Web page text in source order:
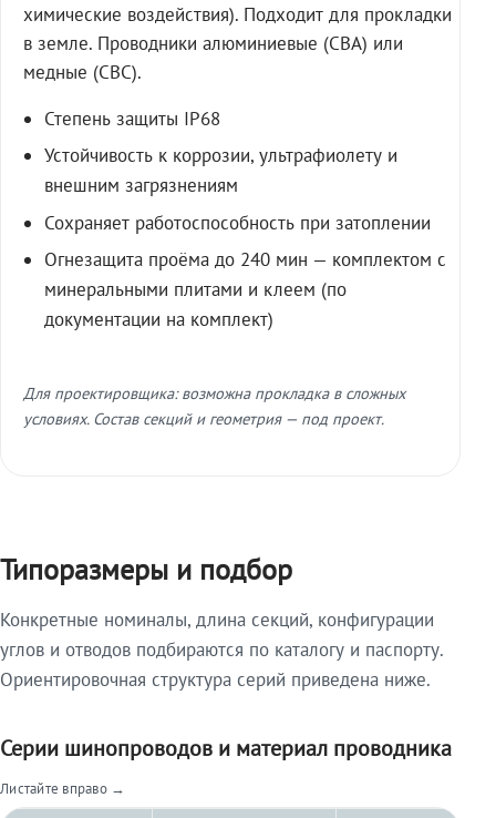
химические воздействия). Подходит для прокладки
в земле. Проводники алюминиевые (СВА) или
медные (СВС).
Степень защиты IP68
Устойчивость к коррозии, ультрафиолету и
внешним загрязнениям
Сохраняет работоспособность при затоплении
Огнезащита проёма до 240 мин — комплектом с
минеральными плитами и клеем (по
документации на комплект)
Для проектировщика: возможна прокладка в сложных
условиях. Состав секций и геометрия — под проект.
Типоразмеры и подбор
Конкретные номиналы, длина секций, конфигурации
углов и отводов подбираются по каталогу и паспорту.
Ориентировочная структура серий приведена ниже.
Серии шинопроводов и материал проводника
Листайте вправо →